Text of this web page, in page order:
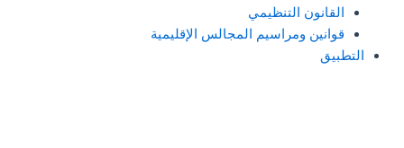
القانون التنظيمي
قوانين ومراسيم المجالس الإقليمية
التطبيق